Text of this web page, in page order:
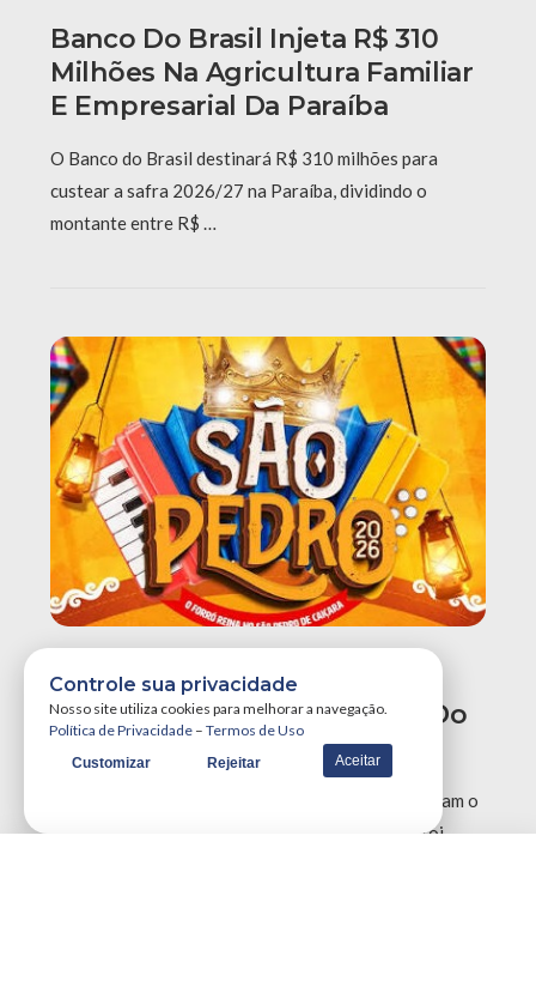
Banco Do Brasil Injeta R$ 310
Milhões Na Agricultura Familiar
E Empresarial Da Paraíba
O Banco do Brasil destinará R$ 310 milhões para
custear a safra 2026/27 na Paraíba, dividindo o
montante entre R$ …
São Pedro De Caiçara
Homenageia Reis E Rainhas Do
Forró Nos 80 Anos Do Baião
Em 1946 Luiz Gonzaga e Humberto Teixeira, criaram o
ritmo baião, tal qual conhecemos hoje, o marco foi
Controle sua privacidade
Nosso site utiliza cookies para melhorar a navegação.
Política de Privacidade – Termos de Uso
Customizar Rejeitar Aceitar